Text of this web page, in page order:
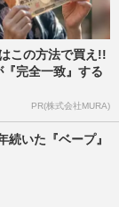
この方法で買え!!
『完全一致』する
PR(株式会社MURA)
いた『ベープ』